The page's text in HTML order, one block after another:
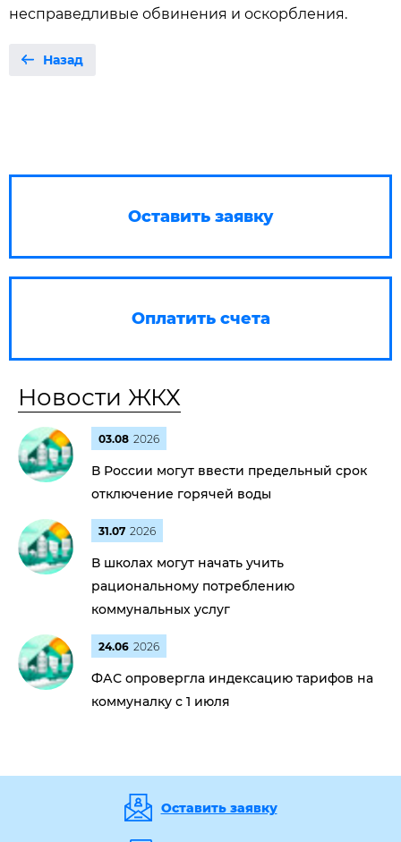
несправедливые обвинения и оскорбления.
Назад
Оставить заявку
Оплатить счета
Новости ЖКХ
03.08 2026
В России могут ввести предельный срок
отключение горячей воды
31.07 2026
В школах могут начать учить
рациональному потреблению
коммунальных услуг
24.06 2026
ФАС опровергла индексацию тарифов на
коммуналку с 1 июля
Оставить заявку